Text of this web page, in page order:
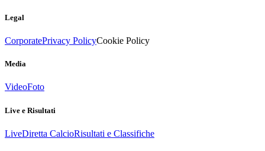
Legal
CorporatePrivacy PolicyCookie Policy
Media
VideoFoto
Live e Risultati
LiveDiretta CalcioRisultati e Classifiche